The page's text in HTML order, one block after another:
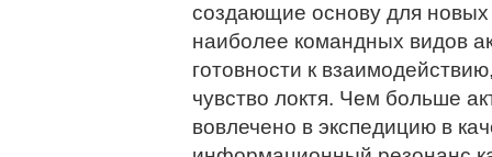
создающие основу для
наиболее командных видов
готовности к
чувство локтя. Чем больше
вовлечено в экспедицию в